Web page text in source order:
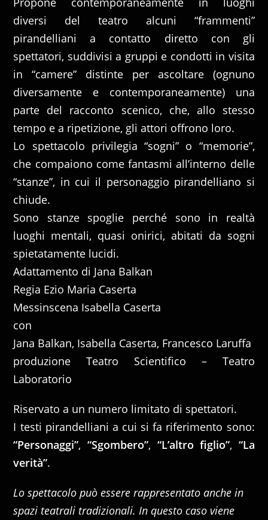
diversi del teatro alcuni “frammenti”
pirandelliani a contatto diretto con gli
spettatori, suddivisi a gruppi e condotti in visita
in “camere” distinte per ascoltare (ognuno
diversamente e contemporaneamente) una
parte del racconto scenico, che, allo stesso
tempo e a ripetizione, gli attori offrono loro.
Lo spettacolo privilegia “sogni” o “memorie”,
che compaiono come fantasmi all’interno delle
“stanze”, in cui il personaggio pirandelliano si
chiude.
Sono stanze spoglie perché sono in realtà
luoghi mentali, quasi onirici, abitati da sogni
spietatamente lucidi.
Adattamento di Jana Balkan
Regia Ezio Maria Caserta
Messinscena Isabella Caserta
con
Jana Balkan, Isabella Caserta, Francesco Laruffa
produzione Teatro Scientifico – Teatro
Laboratorio
Riservato a un numero limitato di spettatori.
I testi pirandelliani a cui si fa riferimento sono:
“Personaggi”, “Sgombero”, “L’altro figlio”, “La
verità”.
Lo spettacolo può essere rappresentato anche in
spazi teatrali tradizionali. In questo caso viene